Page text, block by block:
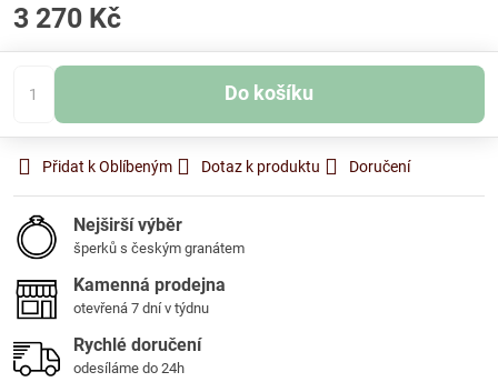
3 270 Kč
Do košíku
Přidat k Oblíbeným Dotaz k produktu Doručení
Nejširší výběr
šperků s českým granátem
Kamenná prodejna
otevřená 7 dní v týdnu
Rychlé doručení
odesíláme do 24h